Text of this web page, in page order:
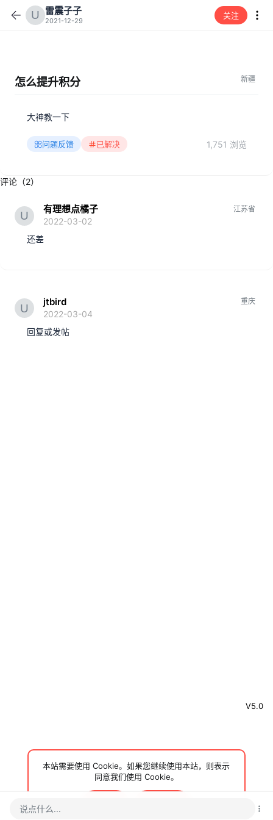
雷震子子
2021-12-29
关注
怎么提升积分 新疆
大神教一下
问题反馈 已解决 1,751 浏览
评论（2）
有理想点橘子
2022-03-02
江苏省
还差
jtbird
2022-03-04
重庆
回复或发帖
说点什么...
V5.0
本站需要使用 Cookie。如果您继续使用本站，则表示
同意我们使用 Cookie。